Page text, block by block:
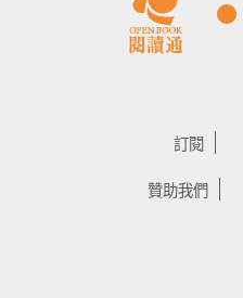
訂閱
贊助我們